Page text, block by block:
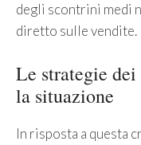
degli scontrini medi
diretto sulle vendite.
Le strategie
la situazione
In risposta a questa